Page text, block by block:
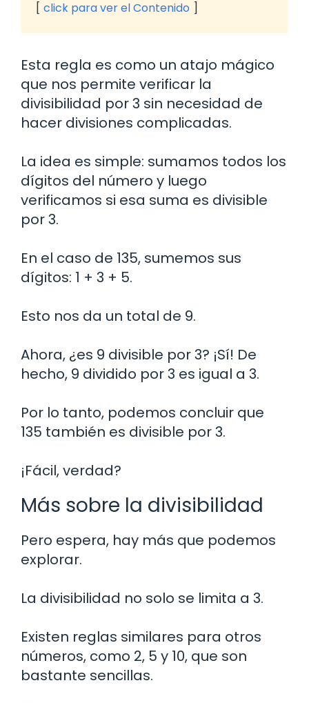
click para ver el Contenido
Esta regla es como un atajo mágico
que nos permite verificar la
divisibilidad por 3 sin necesidad de
hacer divisiones complicadas.
La idea es simple: sumamos todos los
dígitos del número y luego
verificamos si esa suma es divisible
por 3.
En el caso de 135, sumemos sus
dígitos: 1 + 3 + 5.
Esto nos da un total de 9.
Ahora, ¿es 9 divisible por 3? ¡Sí! De
hecho, 9 dividido por 3 es igual a 3.
Por lo tanto, podemos concluir que
135 también es divisible por 3.
¡Fácil, verdad?
Más sobre la divisibilidad
Pero espera, hay más que podemos
explorar.
La divisibilidad no solo se limita a 3.
Existen reglas similares para otros
números, como 2, 5 y 10, que son
bastante sencillas.